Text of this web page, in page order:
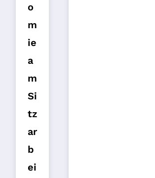
o
m
ie
a
m
Si
tz
ar
b
ei